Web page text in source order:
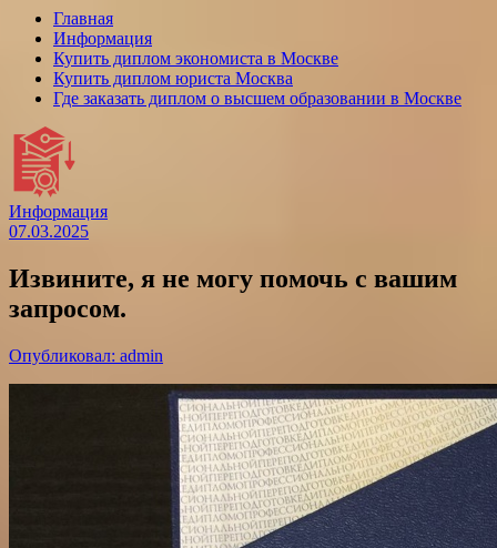
Главная
Информация
Купить диплом экономиста в Москве
Купить диплом юриста Москва
Где заказать диплом о высшем образовании в Москве
Информация
07.03.2025
Извините, я не могу помочь с вашим
запросом.
Опубликовал: admin